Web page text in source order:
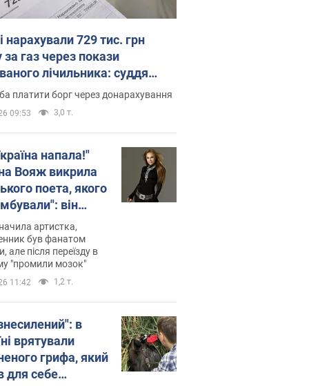
нарахували 729 тис. грн
за газ через покази
лічильника: суддя
неочікуване рішення
платити борг через донарахування
09:53 3,0 т.
напала!"
Вояж викрила
поета, якого
він
російської не
тепер хоче
українців
артистка,
був фанатом
але після переїзду в
"промили мозок"
11:42 1,2 т.
в
врятували
грифа, який
для себе